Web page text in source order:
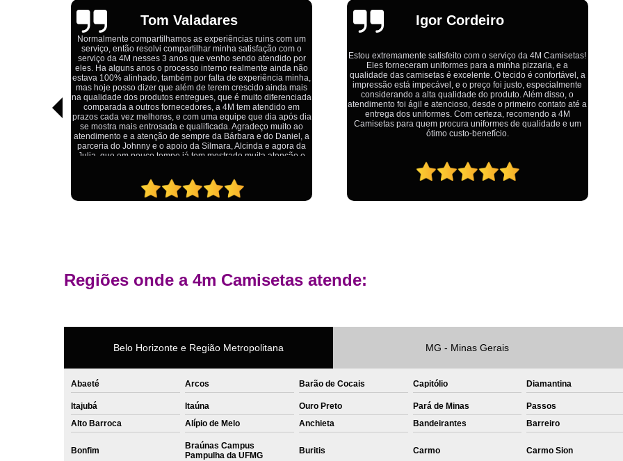
Fábrica Camiseta
Fábrica Camisetas Algodão
Fábrica Camisetas
Fabrica Camisetas
Fabrica de Camisetas Lisas
Atacado de Roupas para Revender de
Fábrica
Fábrica Roupas Infantil
Roupas de Fábrica Atacado
Private Label Camisetas
Private Label de Camisetas
Private Label Têxtil
Sublimação
Igor Cordeiro
Estou extremamente satisfeito com o serviço da 4M Camisetas!
Eles forneceram uniformes para a minha pizzaria, e a
qualidade das camisetas é excelente. O tecido é confortável, a
impressão está impecável, e o preço foi justo, especialmente
considerando a alta qualidade do produto. Além disso, o
atendimento foi ágil e atencioso, desde o primeiro contato até a
entrega dos uniformes. Com certeza, recomendo a 4M
Camisetas para quem procura uniformes de qualidade e um
ótimo custo-benefício.
Emília
Ótimo atendimento,todos muito educados, prestativos e que
colocam o cliente em primeiro lugar. Qualquer lugar tem
problemas,isso é fato, mas aqui na 4M tudo é resolvido com
calma e de forma que todos saem ganhando no final.
Regiões onde a 4m Camisetas atende:
Belo Horizonte e Região Metropolitana MG - Minas Gerais
Abaeté Arcos Barão de Cocais Capitólio Diamantina
Itajubá Itaúna Ouro Preto Pará de Minas Passos
Alto Barroca
Alípio de Melo Anchieta Bandeirantes Barreiro
Bonfim
Braúnas Campus
Pampulha da UFMG
Buritis Carmo Carmo Sion